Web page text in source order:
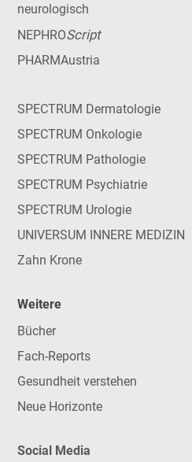
neurologisch
NEPHROScript
PHARMAustria
SPECTRUM Dermatologie
SPECTRUM Onkologie
SPECTRUM Pathologie
SPECTRUM Psychiatrie
SPECTRUM Urologie
UNIVERSUM INNERE MEDIZIN
Zahn Krone
Weitere
Bücher
Fach-Reports
Gesundheit verstehen
Neue Horizonte
Social Media